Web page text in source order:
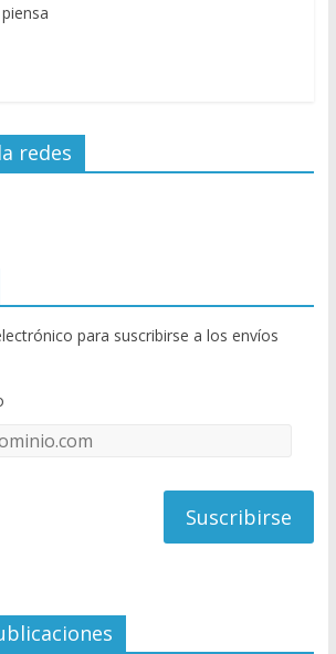
redes
para suscribirse a los envíos